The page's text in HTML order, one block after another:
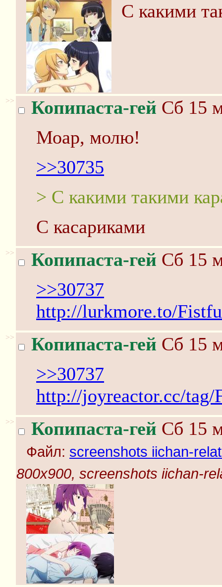
С какими
>> Копипаста-гей Сб 15
Моар, молю!
>>30735
> С какими такими
С касариками
>> Копипаста-гей Сб 15
>>30737
http://lurkmore.to/
>> Копипаста-гей Сб 15
>>30737
http://joyreactor.cc/
>> Копипаста-гей Сб 15
Файл: screenshots iichan-
800x900, screenshots iichan-